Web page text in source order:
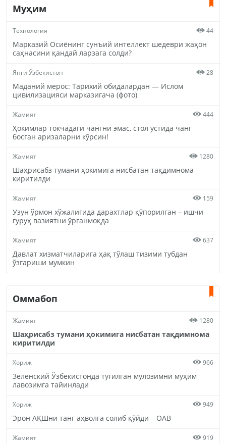
Муҳим
Технология 44
Марказий Осиёнинг сунъий интеллект шедеври жаҳон
саҳнасини қандай ларзага солди?
Янги Ўзбекистон 28
Маданий мерос: Тарихий обидалардан — Ислом
цивилизацияси марказигача (фото)
Жамият 444
Ҳокимлар токчадаги чангни эмас, стол устида чанг
босган аризаларни кўрсин!
Жамият 1280
Шаҳрисабз тумани ҳокимига нисбатан тақдимнома
киритилди
Жамият 159
Узун ўрмон хўжалигида дарахтлар қўпорилган – ишчи
гуруҳ вазиятни ўрганмоқда
Жамият 637
Давлат хизматчиларига ҳақ тўлаш тизими тубдан
ўзгариши мумкин
Оммабоп
Жамият 1280
Шаҳрисабз тумани ҳокимига нисбатан тақдимнома
киритилди
Хориж 966
Зеленский Ўзбекистонда туғилган мулозимни муҳим
лавозимга тайинлади
Хориж 949
Эрон АҚШни танг аҳволга солиб қўйди – ОАВ
Жамият 919